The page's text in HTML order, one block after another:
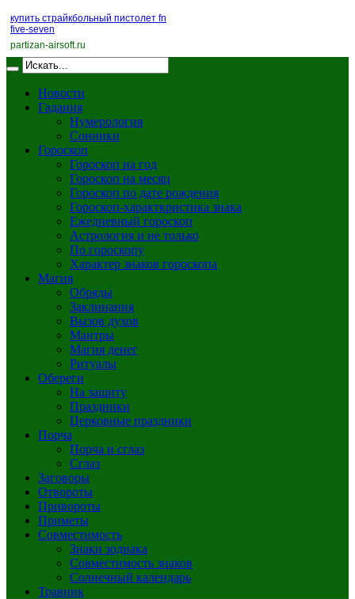
купить страйкбольный пистолет fn
five-seven
partizan-airsoft.ru
Новости
Гадания
Нумерология
Сонники
Гороскоп
Гороскоп на год
Гороскоп на месяц
Гороскоп по дате рождения
Гороскоп-характкристика знака
Ежедневный гороскоп
Астрология и не только
По гороскопу
Характер знаков гороскопа
Магия
Обряды
Заклинания
Вызов духов
Мантры
Магия денег
Ритуалы
Обереги
На защиту
Праздники
Церковные праздники
Порча
Порча и сглаз
Сглаз
Заговоры
Отвороты
Привороты
Приметы
Совместимость
Знаки зодиака
Совместимость знаков
Солнечный календарь
Травник